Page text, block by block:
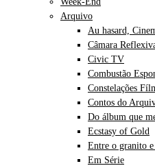
Arquivo
Au hasard,
Câmara
Civic TV
Combustão
Constelações
Contos do
Do álbum que
Ecstasy of Gold
Entre o granito
Em Série